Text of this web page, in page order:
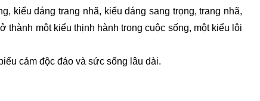
kiểu dáng trang nhã, kiểu dáng sang trọng, trang nhã,
thành một kiểu thịnh hành trong cuộc sống, một kiểu lôi
cảm độc đáo và sức sống lâu dài.